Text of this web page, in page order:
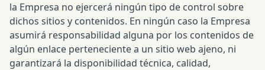
la Empresa no ejercerá ningún tipo de control sobre
dichos sitios y contenidos. En ningún caso la Empresa
asumirá responsabilidad alguna por los contenidos de
algún enlace perteneciente a un sitio web ajeno, ni
garantizará la disponibilidad técnica, calidad,